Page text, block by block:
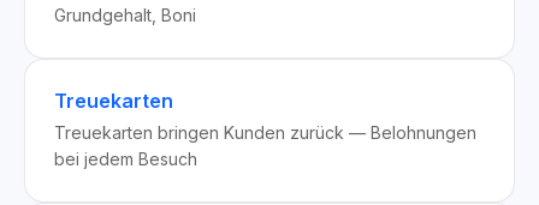
Grundgehalt, Boni
Treuekarten
Treuekarten bringen Kunden zurück — Belohnungen
bei jedem Besuch